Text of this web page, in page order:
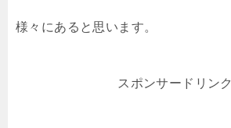
様々にあると思います。
スポンサードリンク